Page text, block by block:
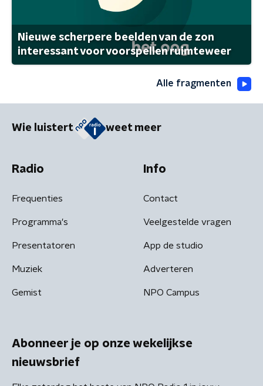
Nieuwe scherpere beelden van de zon
interessant voor voorspellen ruimteweer
Alle fragmenten
Wie luistert weet meer
Radio
Frequenties
Programma's
Presentatoren
Muziek
Gemist
Info
Contact
Veelgestelde vragen
App de studio
Adverteren
NPO Campus
Abonneer je op onze wekelijkse
nieuwsbrief